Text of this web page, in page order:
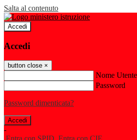
Salta al contenuto
Accedi
Accedi
button close ×
Nome Utente
Password
Password dimenticata?
-